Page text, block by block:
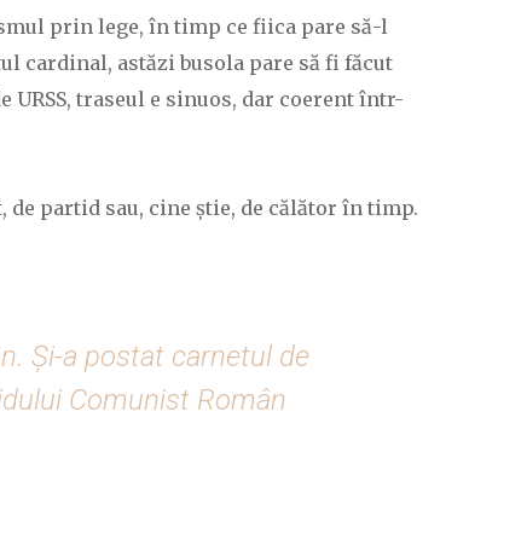
prin lege, în timp ce fiica pare să-l
cardinal, astăzi busola pare să fi făcut
traseul e sinuos, dar coerent într-
partid sau, cine știe, de călător în timp.
Şi-a postat carnetul de
Comunist Român